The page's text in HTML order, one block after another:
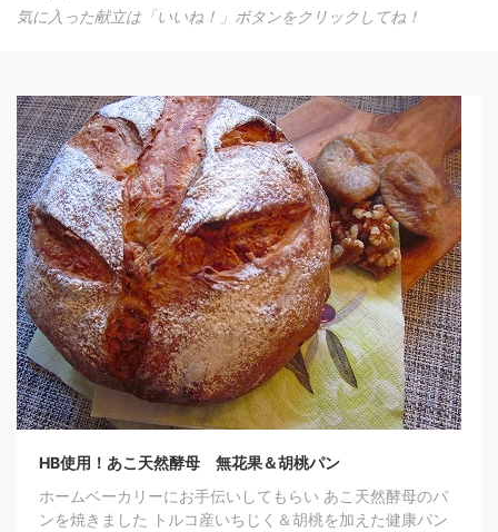
気に入った献立は「いいね！」ボタンをクリックしてね！
HB使用！あこ天然酵母 無花果＆胡桃パン
ホームベーカリーにお手伝いしてもらい あこ天然酵母のパ
ンを焼きました トルコ産いちじく＆胡桃を加えた健康パン